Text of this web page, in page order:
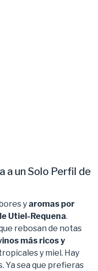
a un Solo Perfil de
y aromas por
Utiel-Requena.
rebosan de notas
más ricos y
y miel. Hay
Ya sea que prefieras